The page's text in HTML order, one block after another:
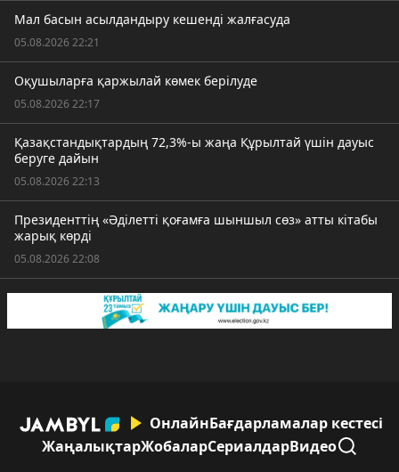
Мал басын асылдандыру кешенді жалғасуда
05.08.2026 22:21
Оқушыларға қаржылай көмек берілуде
05.08.2026 22:17
Қазақстандықтардың 72,3%-ы жаңа Құрылтай үшін дауыс
беруге дайын
05.08.2026 22:13
Президенттің «Әділетті қоғамға шыншыл сөз» атты кітабы
жарық көрді
05.08.2026 22:08
ОнлайнБағдарламалар кестесі
ЖаңалықтарЖобаларСериалдарВидео